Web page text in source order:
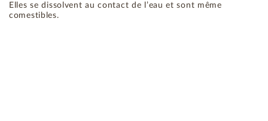
Elles se dissolvent au contact de l’eau et sont même
comestibles.